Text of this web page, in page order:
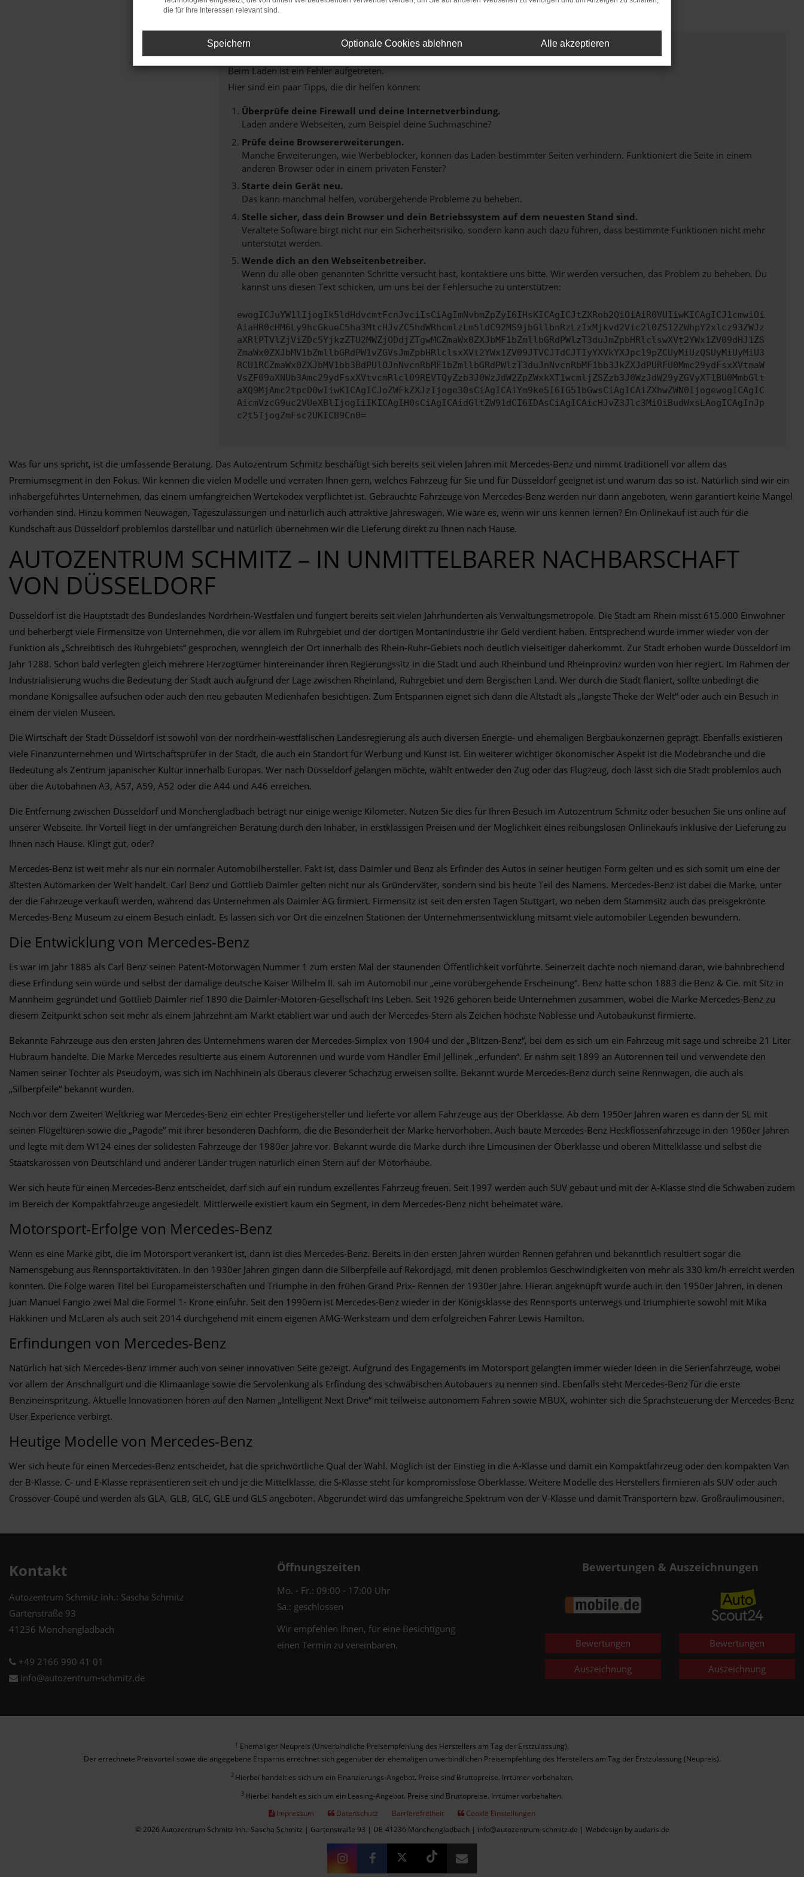
FEHLER: NETWORK ERROR
Beim Laden ist ein Fehler aufgetreten.
Hier sind ein paar Tipps, die dir helfen können:
Überprüfe deine Firewall und deine Internetverbindung.
Laden andere Webseiten, zum Beispiel deine Suchmaschine?
Prüfe deine Browsererweiterungen.
Manche Erweiterungen, wie Werbeblocker, können das Laden bestimmter Seiten verhindern. Funktioniert die Seite in einem
anderen Browser oder in einem privaten Fenster?
Starte dein Gerät neu.
Das kann manchmal helfen, vorübergehende Probleme zu beheben.
Stelle sicher, dass dein Browser und dein Betriebssystem auf dem neuesten Stand sind.
Veraltete Software birgt nicht nur ein Sicherheitsrisiko, sondern kann auch dazu führen, dass bestimmte Funktionen nicht mehr
unterstützt werden.
Wende dich an den Webseitenbetreiber.
Wenn du alle oben genannten Schritte versucht hast, kontaktiere uns bitte. Wir werden versuchen, das Problem zu beheben. Du
kannst uns diesen Text schicken, um uns bei der Fehlersuche zu unterstützen:
ewogICJuYW1lIjogIk5ldHdvcmtFcnJvciIsCiAgImNvbmZpZyI6IHsKICAgICJtZXRob2QiOiAiR0VUIiwKICAgICJ1cmwiOi
AiaHR0cHM6Ly9hcGkueC5ha3MtcHJvZC5hdWRhcmlzLm5ldC92MS9jbGllbnRzLzIxMjkvd2Vic2l0ZS12ZWhpY2xlcz93ZWJz
aXRlPTVlZjViZDc5YjkzZTU2MWZjODdjZTgwMCZmaWx0ZXJbMF1bZmllbGRdPWlzT3duJmZpbHRlclswXVt2YWx1ZV09dHJ1ZS
ZmaWx0ZXJbMV1bZmllbGRdPW1vZGVsJmZpbHRlclsxXVt2YWx1ZV09JTVCJTdCJTIyYXVkYXJpc19pZCUyMiUzQSUyMiUyMiU3
RCU1RCZmaWx0ZXJbMV1bb3BdPUlOJnNvcnRbMF1bZmllbGRdPWlzT3duJnNvcnRbMF1bb3JkZXJdPURFU0Mmc29ydFsxXVtmaW
VsZF09aXNUb3Amc29ydFsxXVtvcmRlcl09REVTQyZzb3J0WzJdW2ZpZWxkXT1wcmljZSZzb3J0WzJdW29yZGVyXT1BU0MmbGlt
aXQ9MjAmc2tpcD0wIiwKICAgICJoZWFkZXJzIjoge30sCiAgICAiYm9keSI6IG51bGwsCiAgICAiZXhwZWN0IjogewogICAgIC
AicmVzcG9uc2VUeXBlIjogIiIKICAgIH0sCiAgICAidGltZW91dCI6IDAsCiAgICAicHJvZ3Jlc3MiOiBudWxsLAogICAgInJp
c2t5IjogZmFsc2UKICB9Cn0=
Was für uns spricht, ist die umfassende Beratung. Das Autozentrum Schmitz beschäftigt sich bereits seit vielen Jahren mit Mercedes-Benz und nimmt traditionell vor allem das
Premiumsegment in den Fokus. Wir kennen die vielen Modelle und verraten Ihnen gern, welches Fahrzeug für Sie und für Düsseldorf geeignet ist und warum das so ist. Natürlich sind wir ein
inhabergeführtes Unternehmen, das einem umfangreichen Wertekodex verpflichtet ist. Gebrauchte Fahrzeuge von Mercedes-Benz werden nur dann angeboten, wenn garantiert keine Mängel
vorhanden sind. Hinzu kommen Neuwagen, Tageszulassungen und natürlich auch attraktive Jahreswagen. Wie wäre es, wenn wir uns kennen lernen? Ein Onlinekauf ist auch für die
Kundschaft aus Düsseldorf problemlos darstellbar und natürlich übernehmen wir die Lieferung direkt zu Ihnen nach Hause.
AUTOZENTRUM SCHMITZ – IN UNMITTELBARER NACHBARSCHAFT
VON DÜSSELDORF
Düsseldorf ist die Hauptstadt des Bundeslandes Nordrhein-Westfalen und fungiert bereits seit vielen Jahrhunderten als Verwaltungsmetropole. Die Stadt am Rhein misst 615.000 Einwohner
und beherbergt viele Firmensitze von Unternehmen, die vor allem im Ruhrgebiet und der dortigen Montanindustrie ihr Geld verdient haben. Entsprechend wurde immer wieder von der
Funktion als „Schreibtisch des Ruhrgebiets“ gesprochen, wenngleich der Ort innerhalb des Rhein-Ruhr-Gebiets noch deutlich vielseitiger daherkommt. Zur Stadt erhoben wurde Düsseldorf im
Jahr 1288. Schon bald verlegten gleich mehrere Herzogtümer hintereinander ihren Regierungssitz in die Stadt und auch Rheinbund und Rheinprovinz wurden von hier regiert. Im Rahmen der
Industrialisierung wuchs die Bedeutung der Stadt auch aufgrund der Lage zwischen Rheinland, Ruhrgebiet und dem Bergischen Land. Wer durch die Stadt flaniert, sollte unbedingt die
mondäne Königsallee aufsuchen oder auch den neu gebauten Medienhafen besichtigen. Zum Entspannen eignet sich dann die Altstadt als „längste Theke der Welt“ oder auch ein Besuch in
einem der vielen Museen.
Die Wirtschaft der Stadt Düsseldorf ist sowohl von der nordrhein-westfälischen Landesregierung als auch diversen Energie- und ehemaligen Bergbaukonzernen geprägt. Ebenfalls existieren
viele Finanzunternehmen und Wirtschaftsprüfer in der Stadt, die auch ein Standort für Werbung und Kunst ist. Ein weiterer wichtiger ökonomischer Aspekt ist die Modebranche und die
Bedeutung als Zentrum japanischer Kultur innerhalb Europas. Wer nach Düsseldorf gelangen möchte, wählt entweder den Zug oder das Flugzeug, doch lässt sich die Stadt problemlos auch
über die Autobahnen A3, A57, A59, A52 oder die A44 und A46 erreichen.
Die Entfernung zwischen Düsseldorf und Mönchengladbach beträgt nur einige wenige Kilometer. Nutzen Sie dies für Ihren Besuch im Autozentrum Schmitz oder besuchen Sie uns online auf
unserer Webseite. Ihr Vorteil liegt in der umfangreichen Beratung durch den Inhaber, in erstklassigen Preisen und der Möglichkeit eines reibungslosen Onlinekaufs inklusive der Lieferung zu
Ihnen nach Hause. Klingt gut, oder?
Mercedes-Benz ist weit mehr als nur ein normaler Automobilhersteller. Fakt ist, dass Daimler und Benz als Erfinder des Autos in seiner heutigen Form gelten und es sich somit um eine der
ältesten Automarken der Welt handelt. Carl Benz und Gottlieb Daimler gelten nicht nur als Gründerväter, sondern sind bis heute Teil des Namens. Mercedes-Benz ist dabei die Marke, unter
der die Fahrzeuge verkauft werden, während das Unternehmen als Daimler AG firmiert. Firmensitz ist seit den ersten Tagen Stuttgart, wo neben dem Stammsitz auch das preisgekrönte
Mercedes-Benz Museum zu einem Besuch einlädt. Es lassen sich vor Ort die einzelnen Stationen der Unternehmensentwicklung mitsamt viele automobiler Legenden bewundern.
Die Entwicklung von Mercedes-Benz
Es war im Jahr 1885 als Carl Benz seinen Patent-Motorwagen Nummer 1 zum ersten Mal der staunenden Öffentlichkeit vorführte. Seinerzeit dachte noch niemand daran, wie bahnbrechend
diese Erfindung sein würde und selbst der damalige deutsche Kaiser Wilhelm II. sah im Automobil nur „eine vorübergehende Erscheinung“. Benz hatte schon 1883 die Benz & Cie. mit Sitz in
Mannheim gegründet und Gottlieb Daimler rief 1890 die Daimler-Motoren-Gesellschaft ins Leben. Seit 1926 gehören beide Unternehmen zusammen, wobei die Marke Mercedes-Benz zu
diesem Zeitpunkt schon seit mehr als einem Jahrzehnt am Markt etabliert war und auch der Mercedes-Stern als Zeichen höchste Noblesse und Autobaukunst firmierte.
Bekannte Fahrzeuge aus den ersten Jahren des Unternehmens waren der Mercedes-Simplex von 1904 und der „Blitzen-Benz“, bei dem es sich um ein Fahrzeug mit sage und schreibe 21 Liter
Hubraum handelte. Die Marke Mercedes resultierte aus einem Autorennen und wurde vom Händler Emil Jellinek „erfunden“. Er nahm seit 1899 an Autorennen teil und verwendete den
Namen seiner Tochter als Pseudoym, was sich im Nachhinein als überaus cleverer Schachzug erweisen sollte. Bekannt wurde Mercedes-Benz durch seine Rennwagen, die auch als
„Silberpfeile“ bekannt wurden.
Noch vor dem Zweiten Weltkrieg war Mercedes-Benz ein echter Prestigehersteller und lieferte vor allem Fahrzeuge aus der Oberklasse. Ab dem 1950er Jahren waren es dann der SL mit
seinen Flügeltüren sowie die „Pagode“ mit ihrer besonderen Dachform, die die Besonderheit der Marke hervorhoben. Auch baute Mercedes-Benz Heckflossenfahrzeuge in den 1960er Jahren
und legte mit dem W124 eines der solidesten Fahrzeuge der 1980er Jahre vor. Bekannt wurde die Marke durch ihre Limousinen der Oberklasse und oberen Mittelklasse und selbst die
Staatskarossen von Deutschland und anderer Länder trugen natürlich einen Stern auf der Motorhaube.
Wer sich heute für einen Mercedes-Benz entscheidet, darf sich auf ein rundum exzellentes Fahrzeug freuen. Seit 1997 werden auch SUV gebaut und mit der A-Klasse sind die Schwaben zudem
im Bereich der Kompaktfahrzeuge angesiedelt. Mittlerweile existiert kaum ein Segment, in dem Mercedes-Benz nicht beheimatet wäre.
Motorsport-Erfolge von Mercedes-Benz
Wenn es eine Marke gibt, die im Motorsport verankert ist, dann ist dies Mercedes-Benz. Bereits in den ersten Jahren wurden Rennen gefahren und bekanntlich resultiert sogar die
Namensgebung aus Rennsportaktivitäten. In den 1930er Jahren gingen dann die Silberpfeile auf Rekordjagd, mit denen problemlos Geschwindigkeiten von mehr als 330 km/h erreicht werden
konnten. Die Folge waren Titel bei Europameisterschaften und Triumphe in den frühen Grand Prix- Rennen der 1930er Jahre. Hieran angeknüpft wurde auch in den 1950er Jahren, in denen
Juan Manuel Fangio zwei Mal die Formel 1- Krone einfuhr. Seit den 1990ern ist Mercedes-Benz wieder in der Königsklasse des Rennsports unterwegs und triumphierte sowohl mit Mika
Häkkinen und McLaren als auch seit 2014 durchgehend mit einem eigenen AMG-Werksteam und dem erfolgreichen Fahrer Lewis Hamilton.
Erfindungen von Mercedes-Benz
Natürlich hat sich Mercedes-Benz immer auch von seiner innovativen Seite gezeigt. Aufgrund des Engagements im Motorsport gelangten immer wieder Ideen in die Serienfahrzeuge, wobei
vor allem der Anschnallgurt und die Klimaanlage sowie die Servolenkung als Erfindung des schwäbischen Autobauers zu nennen sind. Ebenfalls steht Mercedes-Benz für die erste
Benzineinspritzung. Aktuelle Innovationen hören auf den Namen „Intelligent Next Drive“ mit teilweise autonomem Fahren sowie MBUX, wohinter sich die Sprachsteuerung der Mercedes-Benz
User Experience verbirgt.
Heutige Modelle von Mercedes-Benz
Wer sich heute für einen Mercedes-Benz entscheidet, hat die sprichwörtliche Qual der Wahl. Möglich ist der Einstieg in die A-Klasse und damit ein Kompaktfahrzeug oder den kompakten Van
der B-Klasse. C- und E-Klasse repräsentieren seit eh und je die Mittelklasse, die S-Klasse steht für kompromisslose Oberklasse. Weitere Modelle des Herstellers firmieren als SUV oder auch
Crossover-Coupé und werden als GLA, GLB, GLC, GLE und GLS angeboten. Abgerundet wird das umfangreiche Spektrum von der V-Klasse und damit Transportern bzw. Großraulimousinen.
Kontakt
Autozentrum Schmitz Inh.: Sascha Schmitz
Gartenstraße 93
41236 Mönchengladbach
+49 2166 990 41 01
info@autozentrum-schmitz.de
Öffnungszeiten
Mo. - Fr.: 09:00 - 17:00 Uhr
Sa.: geschlossen
Wir empfehlen Ihnen, für eine Besichtigung
einen Termin zu vereinbaren.
Bewertungen & Auszeichnungen
Bewertungen
Auszeichnung
Bewertungen
Auszeichnung
1 Ehemaliger Neupreis (Unverbindliche Preisempfehlung des Herstellers am Tag der Erstzulassung).
Der errechnete Preisvorteil sowie die angegebene Ersparnis errechnet sich gegenüber der ehemaligen unverbindlichen Preisempfehlung des Herstellers am Tag der Erstzulassung (Neupreis).
2 Hierbei handelt es sich um ein Finanzierungs-Angebot. Preise sind Bruttopreise. Irrtümer vorbehalten.
3 Hierbei handelt es sich um ein Leasing-Angebot. Preise sind Bruttopreise. Irrtümer vorbehalten.
Impressum
Datenschutz Barrierefreiheit
Cookie Einstellungen
© 2026 Autozentrum Schmitz Inh.: Sascha Schmitz | Gartenstraße 93 | DE-41236 Mönchengladbach | info@autozentrum-schmitz.de | Webdesign by audaris.de
die für Ihre Interessen relevant sind.
Speichern Optionale Cookies ablehnen Alle akzeptieren